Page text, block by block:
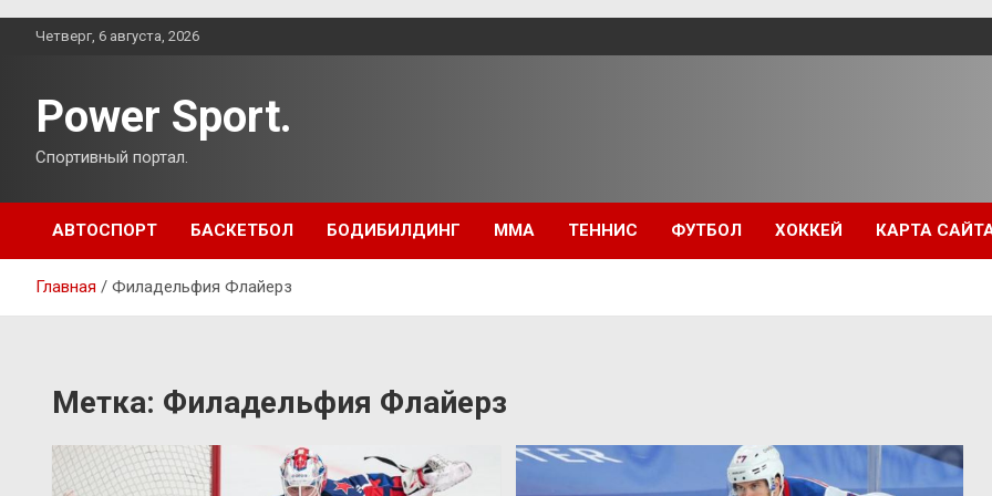
ПерейтиЧетверг, 6 августа, 2026
Power Sport.
Спортивный портал.
АВТОСПОРТ БАСКЕТБОЛ БОДИБИЛДИНГ ММА ТЕННИС ФУТБОЛ ХОККЕЙ КАРТА
Главная Филадельфия Флайерз
Метка: Филадельфия Флайерз